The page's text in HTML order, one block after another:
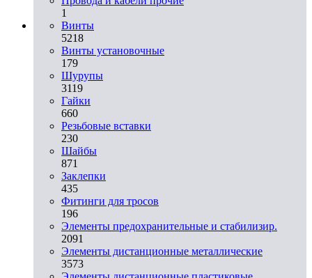
1
Винты
5218
Винты установочные
179
Шурупы
3119
Гайки
660
Резьбовые вставки
230
Шайбы
871
Заклепки
435
Фитинги для тросов
196
Элементы предохранительные и стабилизир.
2091
Элементы дистанционные металлические
3573